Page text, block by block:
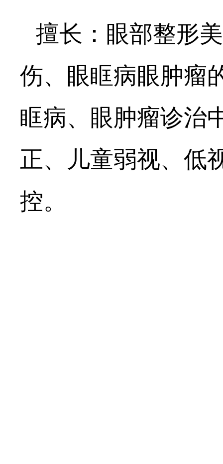
擅长：眼部整形
伤、眼眶病眼肿瘤
眶病、眼肿瘤诊治
正、儿童弱视、低
控。